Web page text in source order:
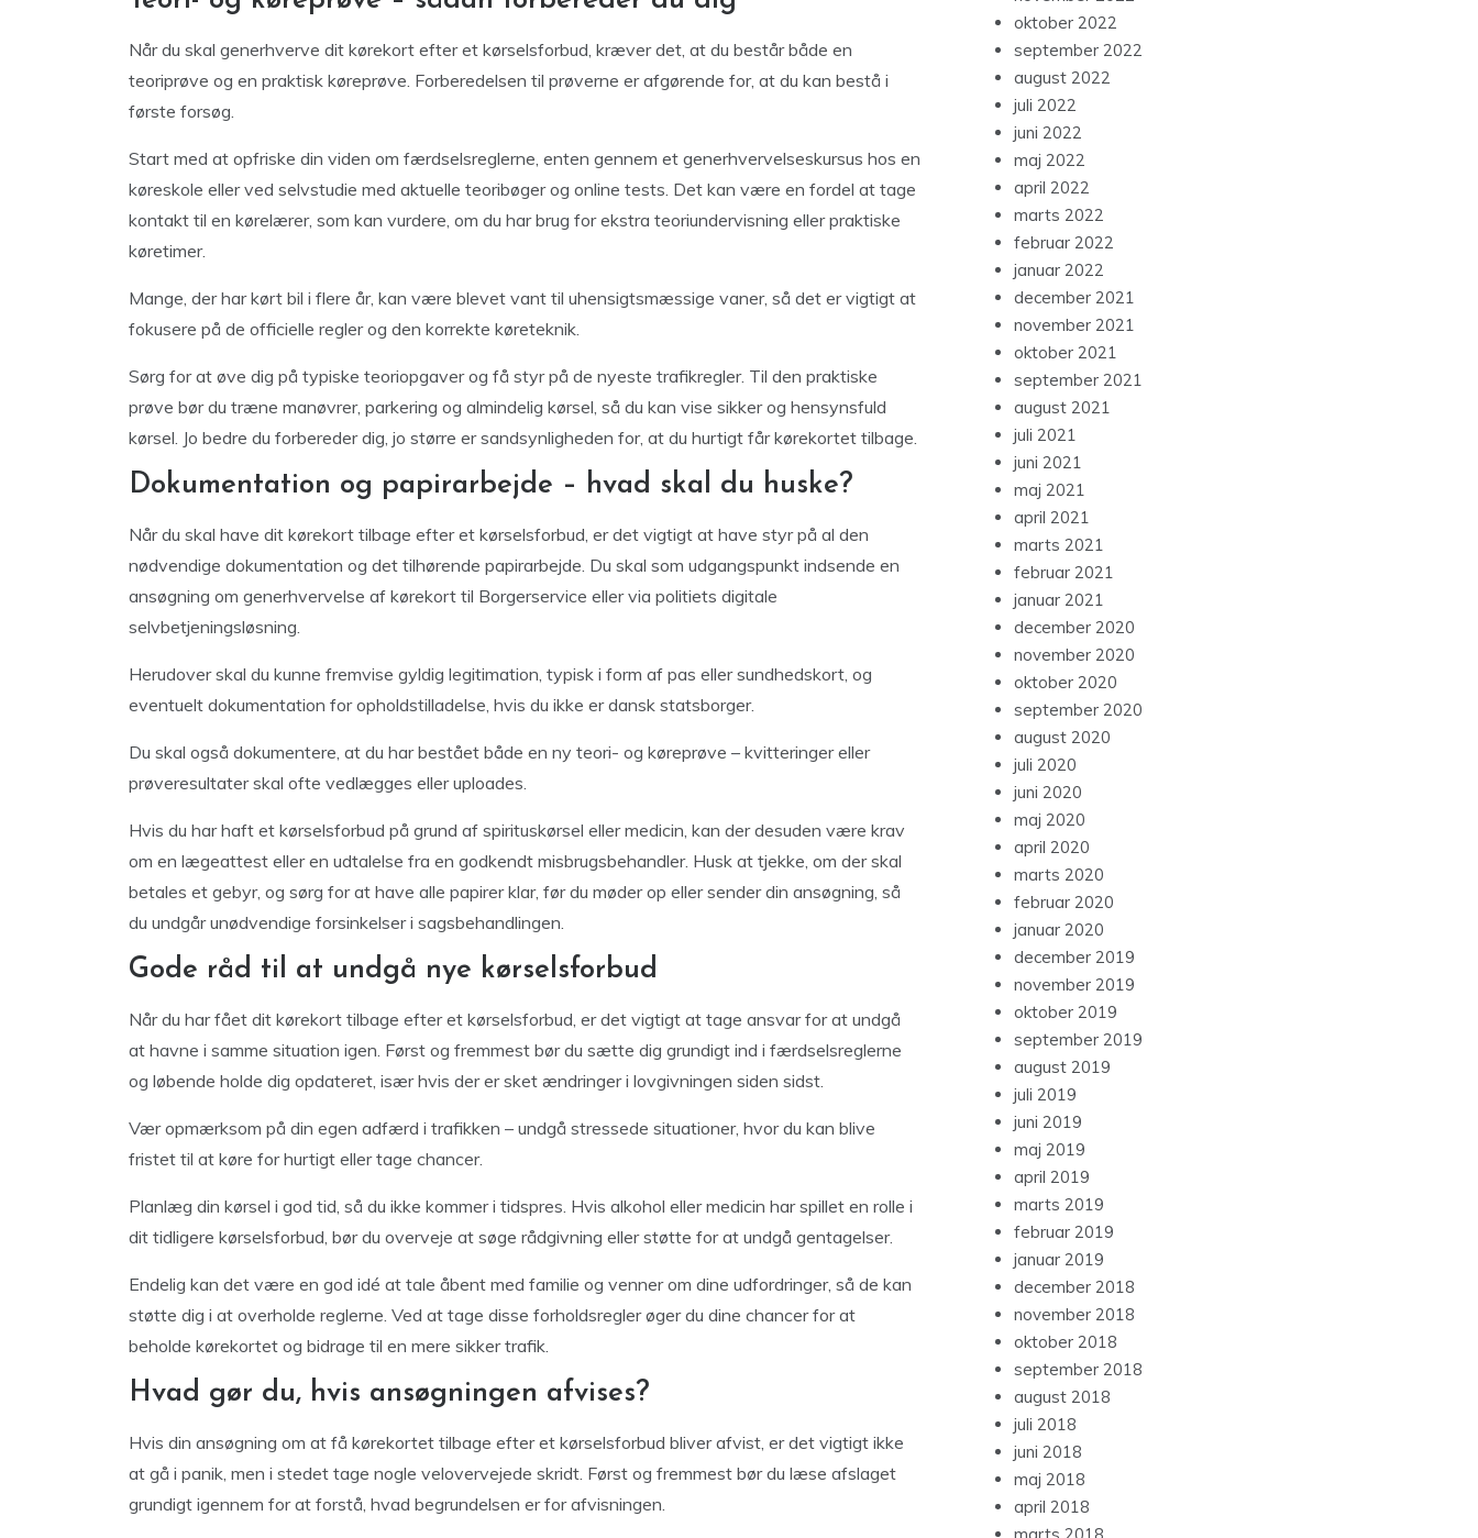
Når du skal generhverve dit kørekort efter et kørselsforbud, kræver det, at du består både en
teoriprøve og en praktisk køreprøve. Forberedelsen til prøverne er afgørende for, at du kan bestå i
første forsøg.
Start med at opfriske din viden om færdselsreglerne, enten gennem et generhvervelseskursus hos en
køreskole eller ved selvstudie med aktuelle teoribøger og online tests. Det kan være en fordel at tage
kontakt til en kørelærer, som kan vurdere, om du har brug for ekstra teoriundervisning eller praktiske
køretimer.
Mange, der har kørt bil i flere år, kan være blevet vant til uhensigtsmæssige vaner, så det er vigtigt at
fokusere på de officielle regler og den korrekte køreteknik.
Sørg for at øve dig på typiske teoriopgaver og få styr på de nyeste trafikregler. Til den praktiske
prøve bør du træne manøvrer, parkering og almindelig kørsel, så du kan vise sikker og hensynsfuld
kørsel. Jo bedre du forbereder dig, jo større er sandsynligheden for, at du hurtigt får kørekortet tilbage.
Dokumentation og papirarbejde – hvad skal du huske?
Når du skal have dit kørekort tilbage efter et kørselsforbud, er det vigtigt at have styr på al den
nødvendige dokumentation og det tilhørende papirarbejde. Du skal som udgangspunkt indsende en
ansøgning om generhvervelse af kørekort til Borgerservice eller via politiets digitale
selvbetjeningsløsning.
Herudover skal du kunne fremvise gyldig legitimation, typisk i form af pas eller sundhedskort, og
eventuelt dokumentation for opholdstilladelse, hvis du ikke er dansk statsborger.
Du skal også dokumentere, at du har bestået både en ny teori- og køreprøve – kvitteringer eller
prøveresultater skal ofte vedlægges eller uploades.
Hvis du har haft et kørselsforbud på grund af spirituskørsel eller medicin, kan der desuden være krav
om en lægeattest eller en udtalelse fra en godkendt misbrugsbehandler. Husk at tjekke, om der skal
betales et gebyr, og sørg for at have alle papirer klar, før du møder op eller sender din ansøgning, så
du undgår unødvendige forsinkelser i sagsbehandlingen.
Gode råd til at undgå nye kørselsforbud
Når du har fået dit kørekort tilbage efter et kørselsforbud, er det vigtigt at tage ansvar for at undgå
at havne i samme situation igen. Først og fremmest bør du sætte dig grundigt ind i færdselsreglerne
og løbende holde dig opdateret, især hvis der er sket ændringer i lovgivningen siden sidst.
Vær opmærksom på din egen adfærd i trafikken – undgå stressede situationer, hvor du kan blive
fristet til at køre for hurtigt eller tage chancer.
Planlæg din kørsel i god tid, så du ikke kommer i tidspres. Hvis alkohol eller medicin har spillet en rolle i
dit tidligere kørselsforbud, bør du overveje at søge rådgivning eller støtte for at undgå gentagelser.
Endelig kan det være en god idé at tale åbent med familie og venner om dine udfordringer, så de kan
støtte dig i at overholde reglerne. Ved at tage disse forholdsregler øger du dine chancer for at
beholde kørekortet og bidrage til en mere sikker trafik.
Hvad gør du, hvis ansøgningen afvises?
Hvis din ansøgning om at få kørekortet tilbage efter et kørselsforbud bliver afvist, er det vigtigt ikke
at gå i panik, men i stedet tage nogle velovervejede skridt. Først og fremmest bør du læse afslaget
grundigt igennem for at forstå, hvad begrundelsen er for afvisningen.
oktober 2022
september 2022
august 2022
juli 2022
juni 2022
maj 2022
april 2022
marts 2022
februar 2022
januar 2022
december 2021
november 2021
oktober 2021
september 2021
august 2021
juli 2021
juni 2021
maj 2021
april 2021
marts 2021
februar 2021
januar 2021
december 2020
november 2020
oktober 2020
september 2020
august 2020
juli 2020
juni 2020
maj 2020
april 2020
marts 2020
februar 2020
januar 2020
december 2019
november 2019
oktober 2019
september 2019
august 2019
juli 2019
juni 2019
maj 2019
april 2019
marts 2019
februar 2019
januar 2019
december 2018
november 2018
oktober 2018
september 2018
august 2018
juli 2018
juni 2018
maj 2018
april 2018